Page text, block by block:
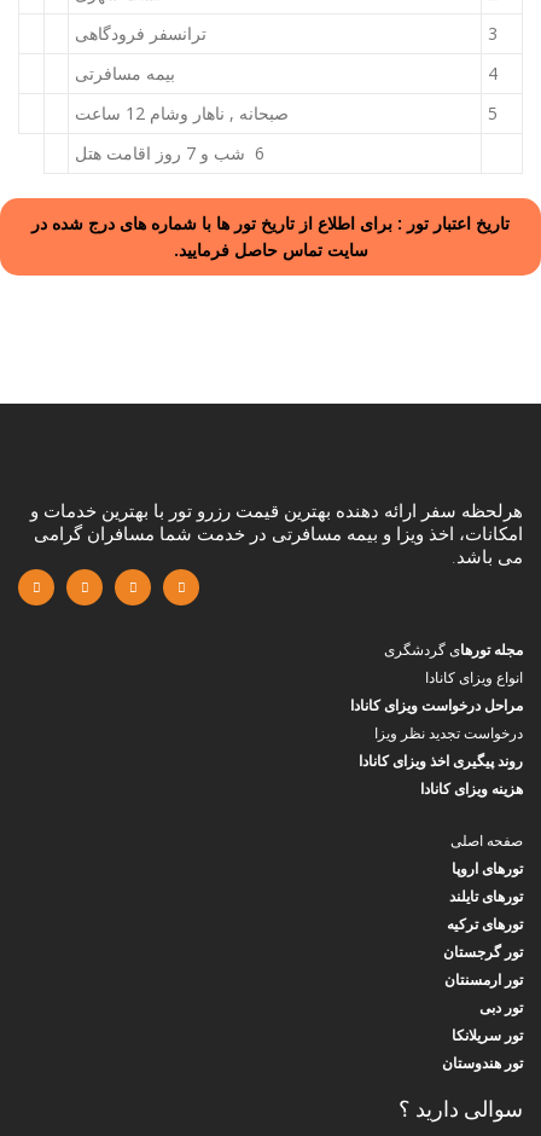
3
ترانسفر فرودگاهی
4
بیمه مسافرتی
5
صبحانه , ناهار وشام 12 ساعت
6 شب و 7 روز اقامت هتل
تاریخ اعتبار تور : برای اطلاع از تاریخ تور ها با شماره های درج شده در
سایت تماس حاصل فرمایید.
هرلحظه سفر ارائه دهنده بهترین قیمت رزرو تور با بهترین خدمات و
امکانات، اخذ ویزا و بیمه مسافرتی در خدمت شما مسافران گرامی
می باشد.
مجله تورهای گردشگری
انواع ویزای کانادا
مراحل درخواست ویزای کانادا
درخواست تجدید نظر ویزا
روند پیگیری اخذ ویزای کانادا
هزینه ویزای کانادا
صفحه اصلی
تورهای اروپا
تورهای تایلند
تورهای ترکیه
تور گرجستان
تور ارمسنتان
تور دبی
تور سریلانکا
تور هندوستان
سوالی دارید ؟